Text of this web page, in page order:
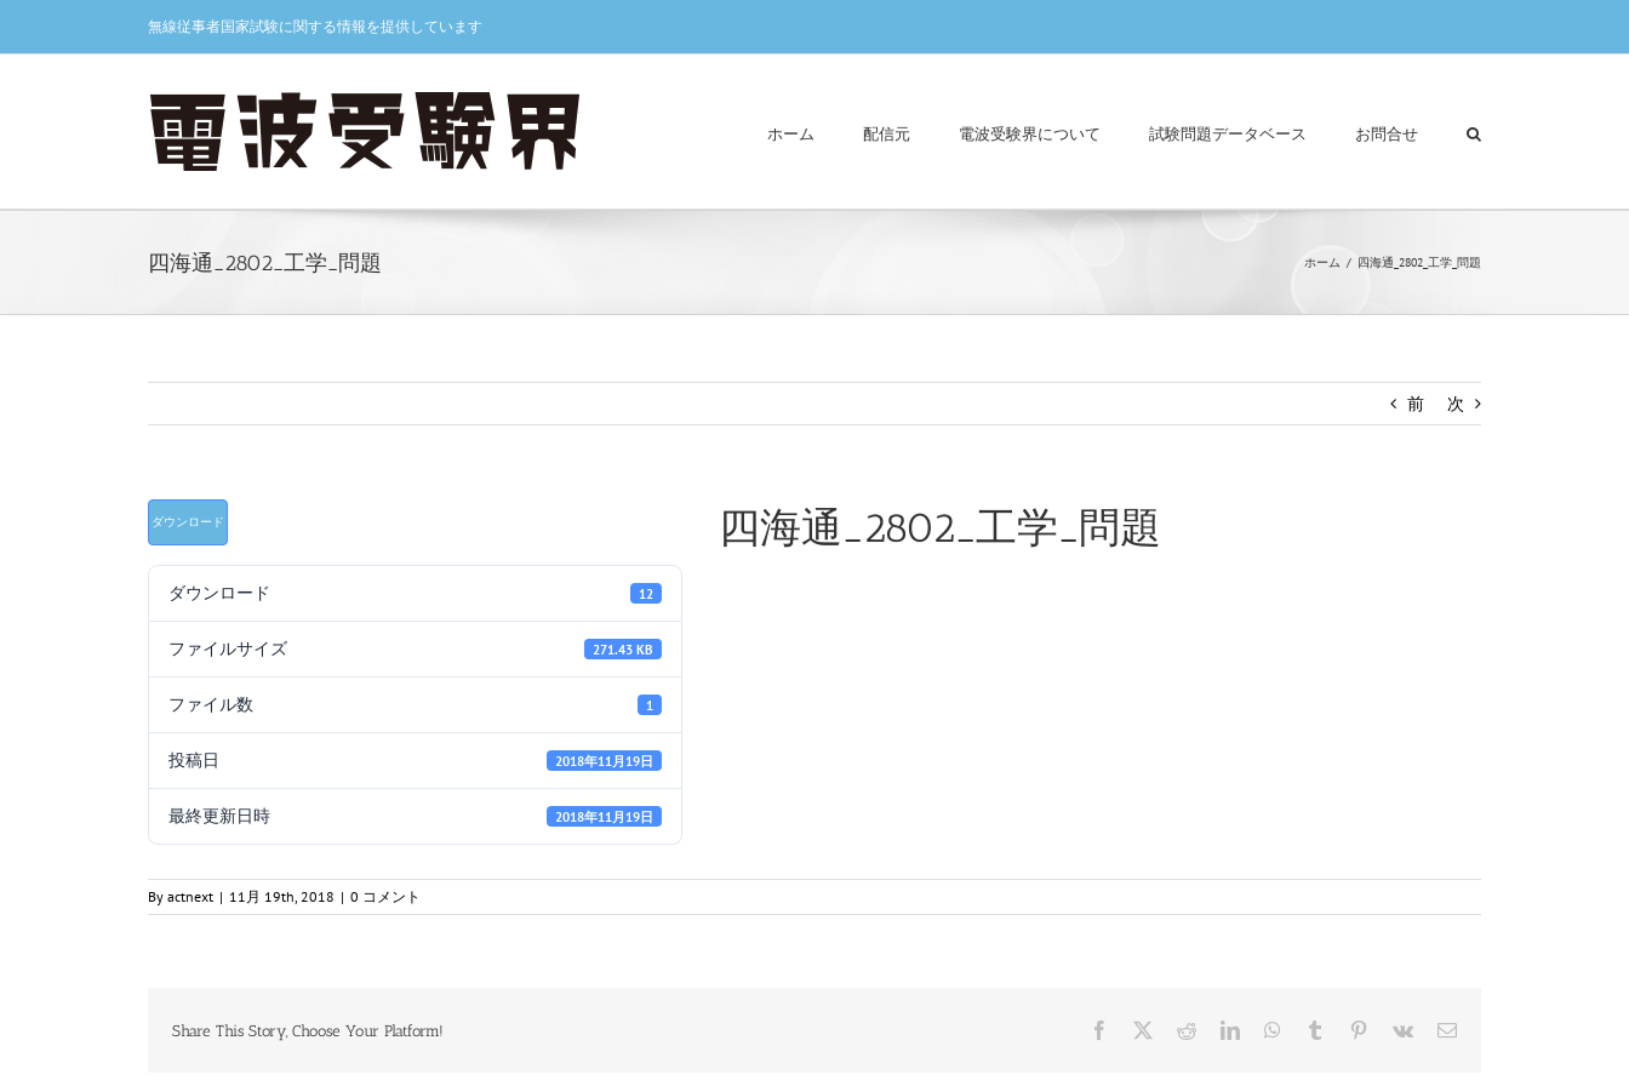
content
無線従事者国家試験に関する情報を提供しています
ホーム 配信元 電波受験界について 試験問題データベース お問合せ
四海通_2802_工学_問題 ホーム 四海通_2802_工学_問題
前 次
ダウンロード
ダウンロード 12
ファイルサイズ 271.43 KB
ファイル数 1
投稿日 2018年11月19日
最終更新日時 2018年11月19日
四海通_2802_工学_問題
By actnext | 11月 19th, 2018 | 0 コメント
Share This Story, Choose Your Platform! Facebook RedditLinkedInWhatsApp
Tumblr Pinterest
Vk
電